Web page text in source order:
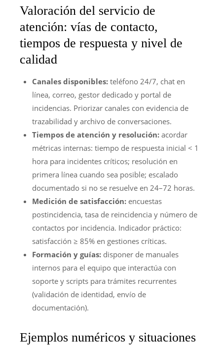
Valoración del servicio de
atención: vías de contacto,
tiempos de respuesta y nivel de
calidad
Canales disponibles: teléfono 24/7, chat en
línea, correo, gestor dedicado y portal de
incidencias. Priorizar canales con evidencia de
trazabilidad y archivo de conversaciones.
Tiempos de atención y resolución: acordar
métricas internas: tiempo de respuesta inicial < 1
hora para incidentes críticos; resolución en
primera línea cuando sea posible; escalado
documentado si no se resuelve en 24–72 horas.
Medición de satisfacción: encuestas
postincidencia, tasa de reincidencia y número de
contactos por incidencia. Indicador práctico:
satisfacción ≥ 85% en gestiones críticas.
Formación y guías: disponer de manuales
internos para el equipo que interactúa con
soporte y scripts para trámites recurrentes
(validación de identidad, envío de
documentación).
Ejemplos numéricos y situaciones